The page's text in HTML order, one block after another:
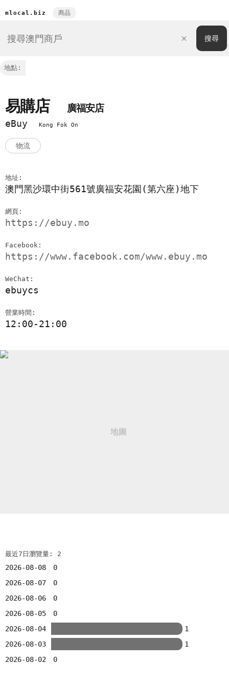
mlocal.biz 商品
地點:
易購店
廣福安店
eBuy
Kong Fok On
物流
地址:
澳門黑沙環中街561號廣福安花園(第六座)地下
網頁:
https://ebuy.mo
Facebook:
https://www.facebook.com/www.ebuy.mo
WeChat:
ebuycs
營業時間:
12:00-21:00
最近7日瀏覽量: 2
2026-08-08
0
2026-08-07
0
2026-08-06
0
2026-08-05
0
2026-08-04
1
2026-08-03
1
2026-08-02
0